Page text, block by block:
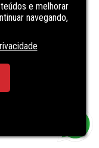
e melhorar
navegando,